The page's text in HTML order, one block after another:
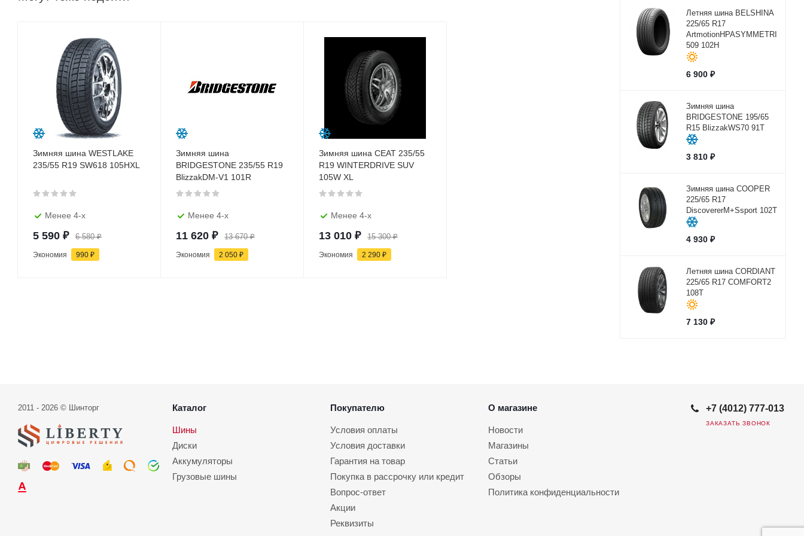
Зимняя шина WESTLAKE
235/55 R19 SW618 105HXL
Менее 4-х
5 590 ₽ 6 580₽
Экономия 990 ₽
Зимняя шина
BRIDGESTONE 235/55 R19
BlizzakDM-V1 101R
Менее 4-х
11 620 ₽ 13 670₽
Экономия 2 050 ₽
Зимняя шина CEAT 235/55
R19 WINTERDRIVE SUV
105W XL
Менее 4-х
13 010 ₽ 15 300₽
Экономия 2 290 ₽
Летняя шина BELSHINA
225/65 R17
ArtmotionHPASYMMETRICBEL-
509 102H
6 900₽
Зимняя шина
BRIDGESTONE 195/65
R15 BlizzakWS70 91T
3 810₽
Зимняя шина COOPER
225/65 R17
DiscovererM+Ssport 102Т
4 930₽
Летняя шина CORDIANT
225/65 R17 COMFORT2
108T
7 130₽
2011 - 2026 © Шинторг Каталог
Шины
Диски
Аккумуляторы
Грузовые шины
Покупателю
Условия оплаты
Условия доставки
Гарантия на товар
Покупка в рассрочку или кредит
Вопрос-ответ
Акции
Реквизиты
О магазине
Новости
Магазины
Статьи
Обзоры
Политика конфиденциальности
+7 (4012) 777-013
ЗАКАЗАТЬ ЗВОНОК